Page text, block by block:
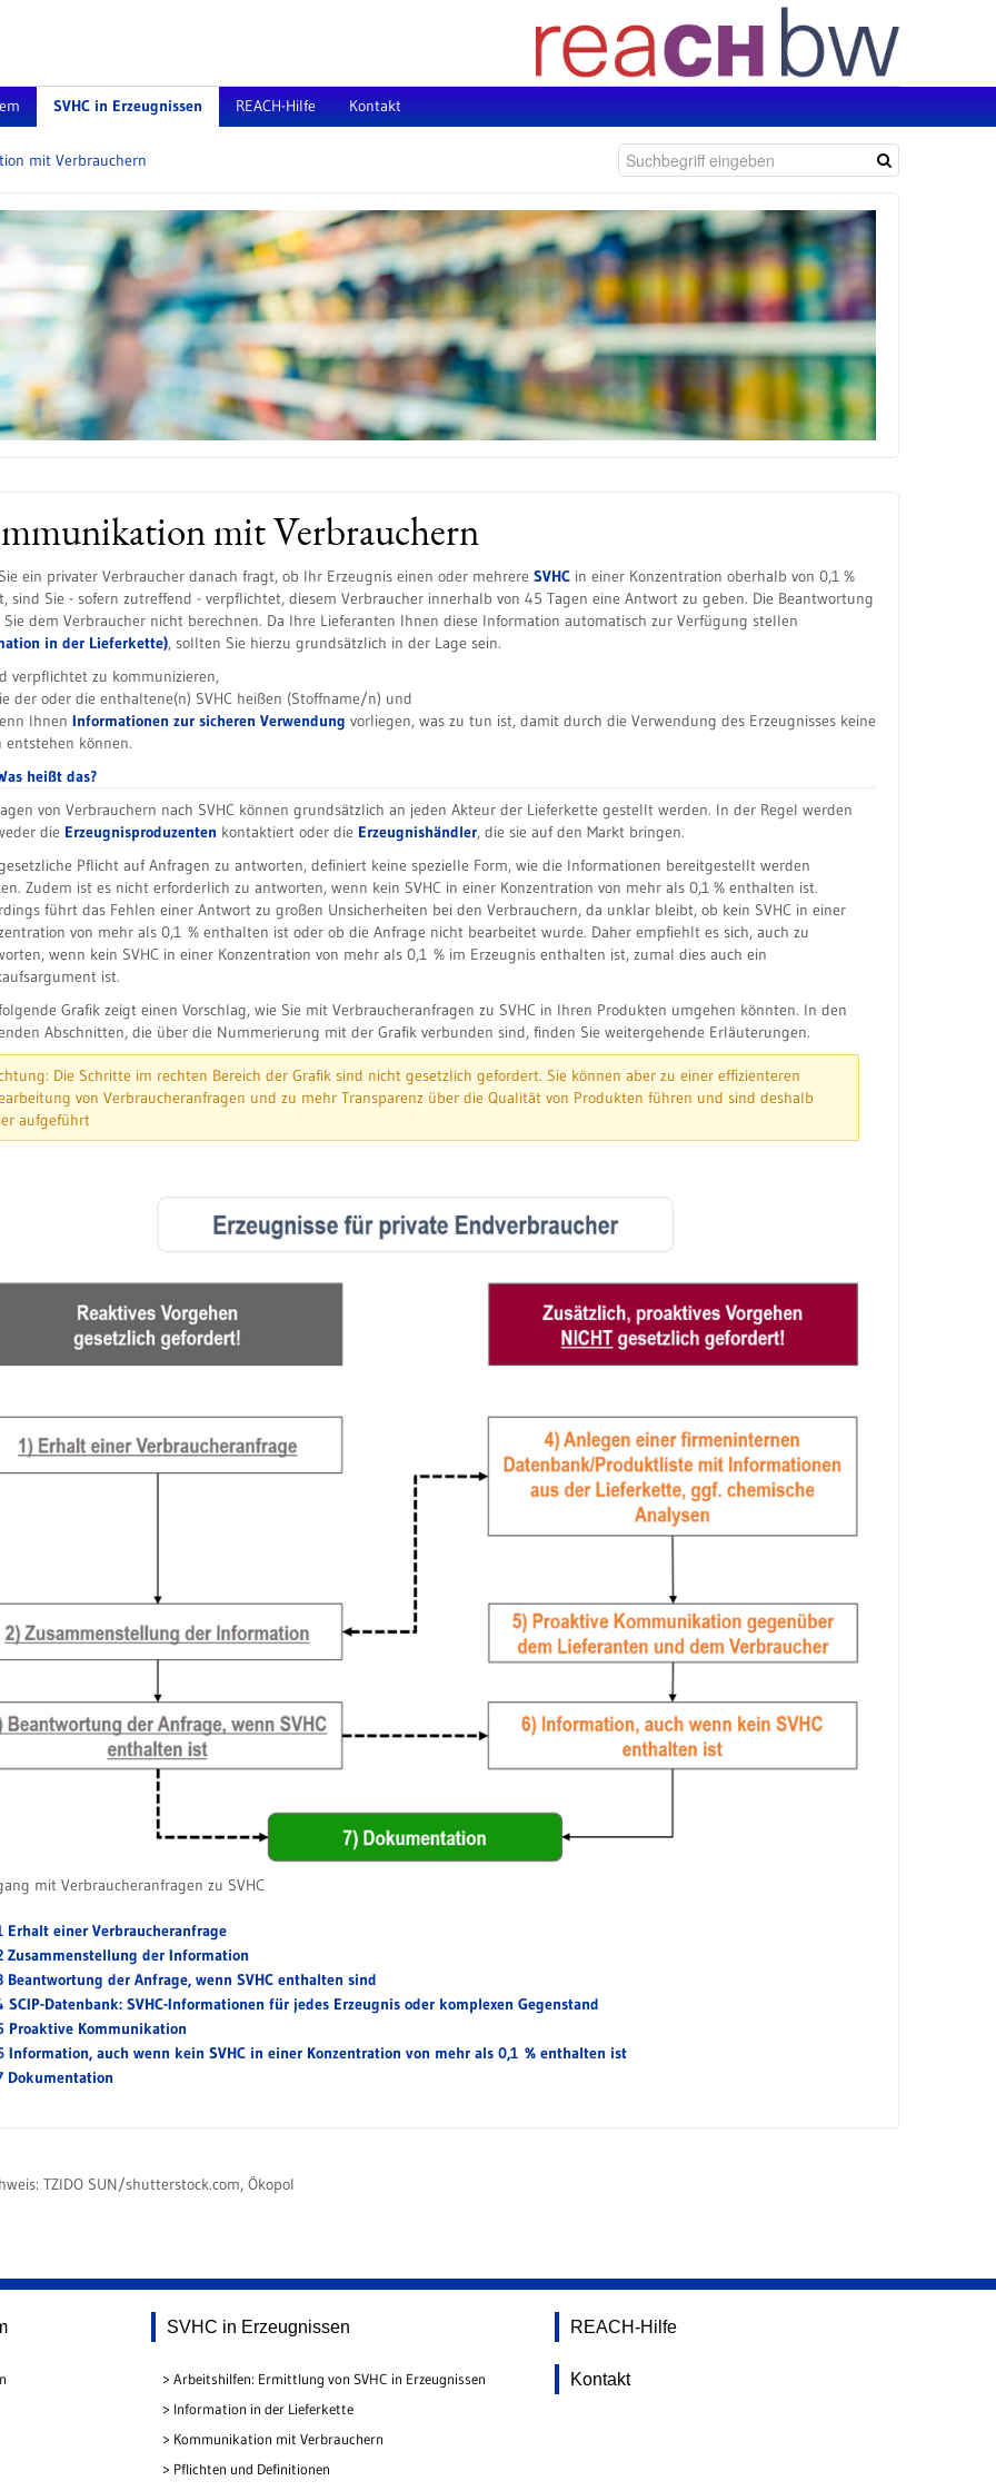
SVHC in Erzeugnissen REACH-Hilfe Kontakt
mit Verbrauchern
mit Verbrauchern
ein privater Verbraucher danach fragt, ob Ihr Erzeugnis einen oder mehrere SVHCin einer Konzentration oberhalb von 0,1 %
sind Sie - sofern zutreffend - verpflichtet, diesem Verbraucher innerhalb von 45 Tagen eine Antwort zu geben. Die Beantwortung
dem Verbraucher nicht berechnen. Da Ihre Lieferanten Ihnen diese Information automatisch zur Verfügung stellen
in der Lieferkette), sollten Sie hierzu grundsätzlich in der Lage sein.
verpflichtet zu kommunizieren,
oder die enthaltene(n) SVHC heißen (Stoffname/n) und
Ihnen Informationen zur sicheren Verwendung vorliegen, was zu tun ist, damit durch die Verwendung des Erzeugnisses keine
entstehen können.
heißt das?
von Verbrauchern nach SVHC können grundsätzlich an jeden Akteur der Lieferkette gestellt werden. In der Regel werden
die Erzeugnisproduzenten kontaktiert oder die Erzeugnishändler, die sie auf den Markt bringen.
Pflicht auf Anfragen zu antworten, definiert keine spezielle Form, wie die Informationen bereitgestellt werden
Zudem ist es nicht erforderlich zu antworten, wenn kein SVHC in einer Konzentration von mehr als 0,1 % enthalten ist.
führt das Fehlen einer Antwort zu großen Unsicherheiten bei den Verbrauchern, da unklar bleibt, ob kein SVHC in einer
von mehr als 0,1 % enthalten ist oder ob die Anfrage nicht bearbeitet wurde. Daher empfiehlt es sich, auch zu
wenn kein SVHC in einer Konzentration von mehr als 0,1 % im Erzeugnis enthalten ist, zumal dies auch ein
ist.
Grafik zeigt einen Vorschlag, wie Sie mit Verbraucheranfragen zu SVHC in Ihren Produkten umgehen könnten. In den
Abschnitten, die über die Nummerierung mit der Grafik verbunden sind, finden Sie weitergehende Erläuterungen.
Die Schritte im rechten Bereich der Grafik sind nicht gesetzlich gefordert. Sie können aber zu einer effizienteren
von Verbraucheranfragen und zu mehr Transparenz über die Qualität von Produkten führen und sind deshalb
aufgeführt
mit Verbraucheranfragen zu SVHC
Erhalt einer Verbraucheranfrage
Zusammenstellung der Information
Beantwortung der Anfrage, wenn SVHC enthalten sind
SCIP-Datenbank: SVHC-Informationen für jedes Erzeugnis oder komplexen Gegenstand
Proaktive Kommunikation
Information, auch wenn kein SVHC in einer Konzentration von mehr als 0,1 % enthalten ist
Dokumentation
TZIDO SUN/shutterstock.com, Ökopol
SVHC in Erzeugnissen
Arbeitshilfen: Ermittlung von SVHC in Erzeugnissen
Information in der Lieferkette
Kommunikation mit Verbrauchern
Pflichten und Definitionen
REACH-Hilfe
Kontakt